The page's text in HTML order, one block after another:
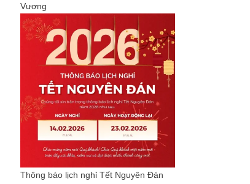
Vương
Thông báo lịch nghỉ Tết Nguyên Đán